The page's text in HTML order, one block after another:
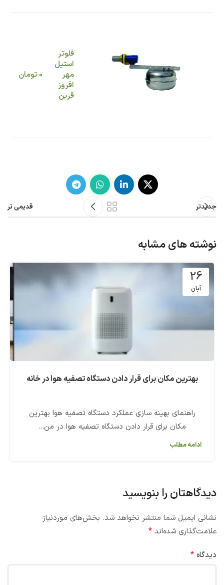
فلوتر
استیل
مهر
افروز
قرین
0 تومان
جدیدتر قدیمی تر
نوشته های مشابه
26
آبان
بهترین مکان برای قرار دادن دستگاه تصفیه هوا در خانه
راهنمای بهینه سازی عملکرد دستگاه تصفیه هوا بهترین
مکان برای قرار دادن دستگاه تصفیه هوا در من...
ادامه مطلب
دیدگاهتان را بنویسید
نشانی ایمیل شما منتشر نخواهد شد. بخش‌های موردنیاز
علامت‌گذاری شده‌اند *
دیدگاه *